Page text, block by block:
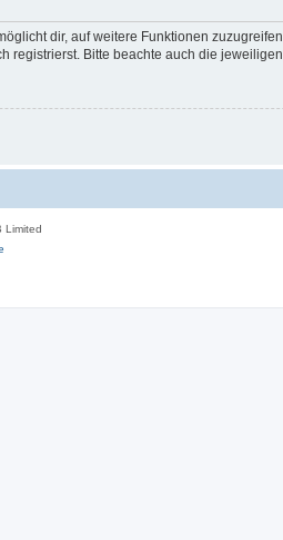
dir, auf weitere Funktionen
Bitte beachte auch die
Limited